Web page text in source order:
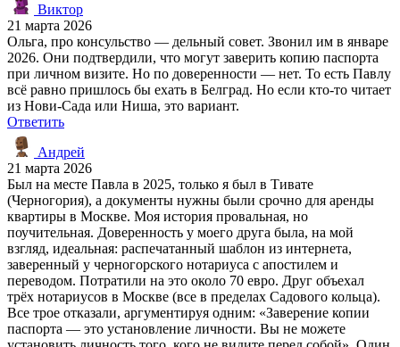
Виктор
21 марта 2026
Ольга, про консульство — дельный совет. Звонил им в январе
2026. Они подтвердили, что могут заверить копию паспорта
при личном визите. Но по доверенности — нет. То есть Павлу
всё равно пришлось бы ехать в Белград. Но если кто-то читает
из Нови-Сада или Ниша, это вариант.
Ответить
Андрей
21 марта 2026
Был на месте Павла в 2025, только я был в Тивате
(Черногория), а документы нужны были срочно для аренды
квартиры в Москве. Моя история провальная, но
поучительная. Доверенность у моего друга была, на мой
взгляд, идеальная: распечатанный шаблон из интернета,
заверенный у черногорского нотариуса с апостилем и
переводом. Потратили на это около 70 евро. Друг объехал
трёх нотариусов в Москве (все в пределах Садового кольца).
Все трое отказали, аргументируя одним: «Заверение копии
паспорта — это установление личности. Вы не можете